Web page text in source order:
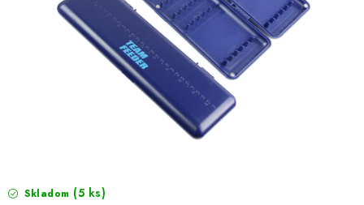
KRMIVÁ,NÁSTRAHY
BIŽUTERIA-DOPLNKY
NA STUDENÚ VODU
Skladom (5 ks)